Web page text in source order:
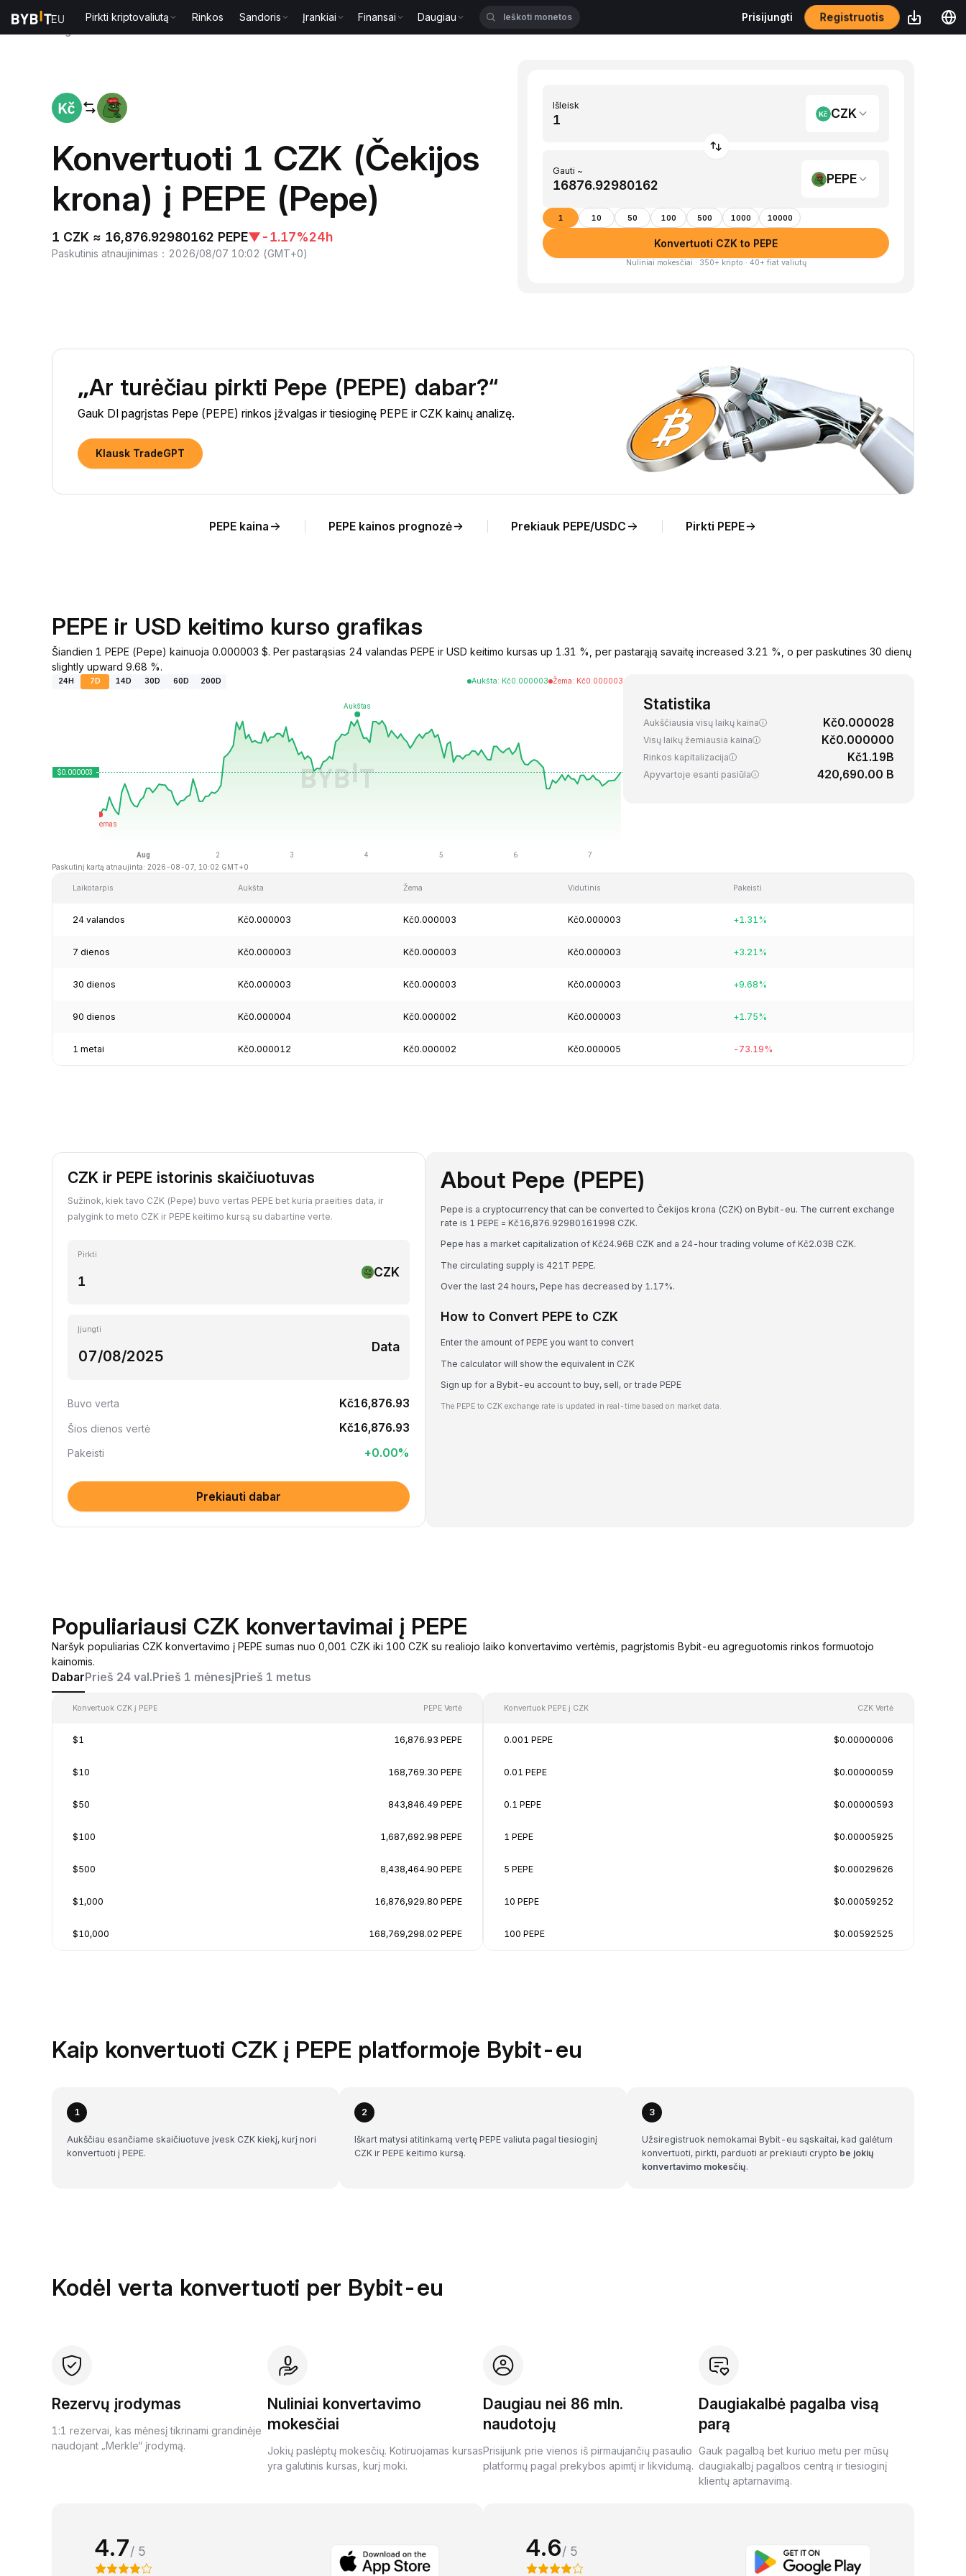
Pirkti kriptovaliutą Rinkos Sandoris Įrankiai Finansai Daugiau Prisijungti Registruotis
Konvertuoti 1 CZK (Čekijos
krona) į PEPE (Pepe)
1 CZK ≈ 16,876.92980162 PEPE▼-1.17%24h
Paskutinis atnaujinimas ： 2026/08/07 10:02 (GMT+0)
Išleisk
CZK
Gauti ~
PEPE
1 10 50 100 500 1000 10000
Konvertuoti CZK to PEPE
Nuliniai mokesčiai · 350+ kripto · 40+ fiat valiutų
„Ar turėčiau pirkti Pepe (PEPE) dabar?“
Gauk DI pagrįstas Pepe (PEPE) rinkos įžvalgas ir tiesioginę PEPE ir CZK kainų analizę.
Klausk TradeGPT
PEPE kaina PEPE kainos prognozė Prekiauk PEPE/USDC Pirkti PEPE
PEPE ir USD keitimo kurso grafikas
Šiandien 1 PEPE (Pepe) kainuoja 0.000003 $. Per pastarąsias 24 valandas PEPE ir USD keitimo kursas up 1.31 %, per pastarąją savaitę increased 3.21 %, o per paskutines 30 dienų
slightly upward 9.68 %.
24H 7D 14D 30D 60D 200D Aukšta: Kč0.000003 Žema: Kč0.000003
Paskutinį kartą atnaujinta: 2026-08-07, 10:02 GMT+0
Statistika
Aukščiausia visų laikų kaina Kč0.000028
Visų laikų žemiausia kaina Kč0.000000
Rinkos kapitalizacija Kč1.19B
Apyvartoje esanti pasiūla 420,690.00 B
Laikotarpis Aukšta Žema Vidutinis Pakeisti
24 valandos Kč0.000003 Kč0.000003 Kč0.000003 +1.31%
7 dienos Kč0.000003 Kč0.000003 Kč0.000003 +3.21%
30 dienos Kč0.000003 Kč0.000003 Kč0.000003 +9.68%
90 dienos Kč0.000004 Kč0.000002 Kč0.000003 +1.75%
1 metai Kč0.000012 Kč0.000002 Kč0.000005 -73.19%
CZK ir PEPE istorinis skaičiuotuvas
Sužinok, kiek tavo CZK (Pepe) buvo vertas PEPE bet kuria praeities data, ir
palygink to meto CZK ir PEPE keitimo kursą su dabartine verte.
Pirkti
CZK
Įjungti
Data
Buvo verta Kč16,876.93
Šios dienos vertė Kč16,876.93
Pakeisti +0.00%
Prekiauti dabar
About Pepe (PEPE)
Pepe is a cryptocurrency that can be converted to Čekijos krona (CZK) on Bybit-eu. The current exchange
rate is 1 PEPE = Kč16,876.92980161998 CZK.
Pepe has a market capitalization of Kč24.96B CZK and a 24-hour trading volume of Kč2.03B CZK.
The circulating supply is 421T PEPE.
Over the last 24 hours, Pepe has decreased by 1.17%.
How to Convert PEPE to CZK
Enter the amount of PEPE you want to convert
The calculator will show the equivalent in CZK
Sign up for a Bybit-eu account to buy, sell, or trade PEPE
The PEPE to CZK exchange rate is updated in real-time based on market data.
Populiariausi CZK konvertavimai į PEPE
Naršyk populiarias CZK konvertavimo į PEPE sumas nuo 0,001 CZK iki 100 CZK su realiojo laiko konvertavimo vertėmis, pagrįstomis Bybit-eu agreguotomis rinkos formuotojo
kainomis.
DabarPrieš 24 val.Prieš 1 mėnesįPrieš 1 metus
Konvertuok CZK į PEPE PEPE Vertė
$1 16,876.93 PEPE
$10 168,769.30 PEPE
$50 843,846.49 PEPE
$100 1,687,692.98 PEPE
$500 8,438,464.90 PEPE
$1,000 16,876,929.80 PEPE
$10,000 168,769,298.02 PEPE
Konvertuok PEPE į CZK CZK Vertė
0.001 PEPE $0.00000006
0.01 PEPE $0.00000059
0.1 PEPE $0.00000593
1 PEPE $0.00005925
5 PEPE $0.00029626
10 PEPE $0.00059252
100 PEPE $0.00592525
Kaip konvertuoti CZK į PEPE platformoje Bybit-eu
1
Aukščiau esančiame skaičiuotuve įvesk CZK kiekį, kurį nori
konvertuoti į PEPE.
2
Iškart matysi atitinkamą vertę PEPE valiuta pagal tiesioginį
CZK ir PEPE keitimo kursą.
3
Užsiregistruok nemokamai Bybit-eu sąskaitai, kad galėtum
konvertuoti, pirkti, parduoti ar prekiauti crypto be jokių
konvertavimo mokesčių.
Kodėl verta konvertuoti per Bybit-eu
Rezervų įrodymas
1:1 rezervai, kas mėnesį tikrinami grandinėje
naudojant „Merkle“ įrodymą.
Nuliniai konvertavimo
mokesčiai
Jokių paslėptų mokesčių. Kotiruojamas kursas
yra galutinis kursas, kurį moki.
Daugiau nei 86 mln.
naudotojų
Prisijunk prie vienos iš pirmaujančių pasaulio
platformų pagal prekybos apimtį ir likvidumą.
Daugiakalbė pagalba visą
parą
Gauk pagalbą bet kuriuo metu per mūsų
daugiakalbį pagalbos centrą ir tiesioginį
klientų aptarnavimą.
4.7/ 5 4.6/ 5